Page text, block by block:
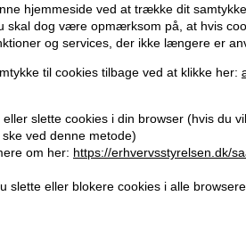
hjemmeside ved at trække dit
skal dog være opmærksom på, at hvis
og services, der ikke længere er
til cookies tilbage ved at klikke her:
slette cookies i din browser (hvis du
ved denne metode)
om her: https://erhvervsstyrelsen.dk/
slette eller blokere cookies i alle browsere.